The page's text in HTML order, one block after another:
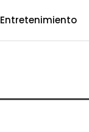
Entretenimiento